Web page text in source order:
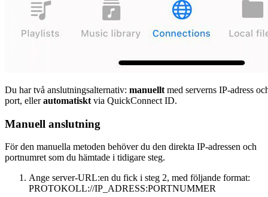
Du har två anslutningsalternativ: manuellt med serverns IP-adress
port, ellerautomatiskt via QuickConnect ID.
Manuell anslutning
För den manuella metoden behöver du den direkta IP-adressen och
portnumret som du hämtade i tidigare steg.
Ange server-URL:en du fick i steg 2, med följande format:
PROTOKOLL://IP_ADRESS:PORTNUMMER